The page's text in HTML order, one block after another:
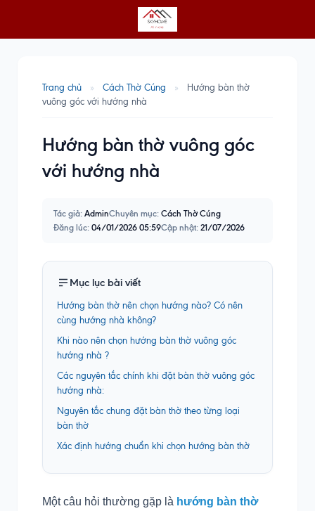
Trang chủ » Cách Thờ Cúng »
Hướng bàn thờ
vuông góc với hướng nhà
Hướng bàn thờ vuông góc
với hướng nhà
Tác giả: AdminChuyên mục: Cách Thờ Cúng
Đăng lúc: 04/01/2026 05:59Cập nhật: 21/07/2026
Mục lục bài viết
Hướng bàn thờ nên chọn hướng nào? Có nên
cùng hướng nhà không?
Khi nào nên chọn hướng bàn thờ vuông góc
hướng nhà ?
Các nguyên tắc chính khi đặt bàn thờ vuông góc
hướng nhà:
Nguyên tắc chung đặt bàn thờ theo từng loại
bàn thờ
Xác định hướng chuẩn khi chọn hướng bàn thờ
Một câu hỏi thường gặp là hướng bàn thờ